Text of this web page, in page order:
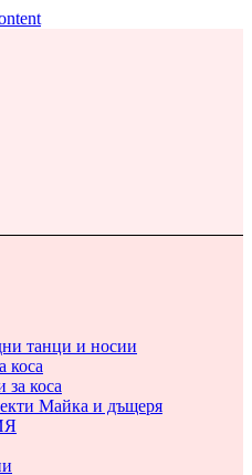
танци и носии
коса
за коса
Майка и дъщеря